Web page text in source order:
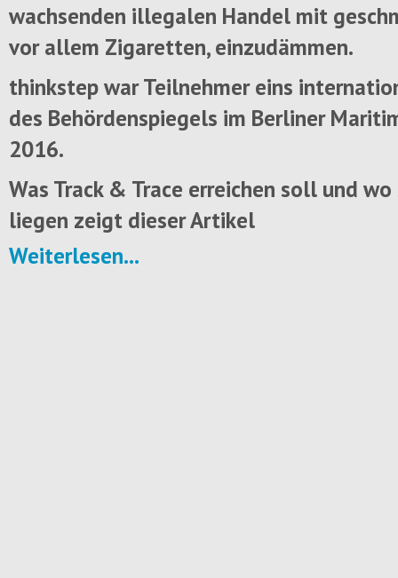
wachsenden illegalen Handel mit
vor allem Zigaretten, einzudämmen.
thinkstep war Teilnehmer eins
des Behördenspiegels im Berliner
2016.
Was Track & Trace erreichen soll und wo
liegen zeigt dieser Artikel
Weiterlesen...